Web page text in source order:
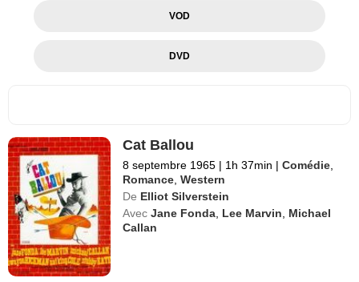
VOD
DVD
Cat Ballou
8 septembre 1965 | 1h 37min | Comédie
Romance ,Western
De Elliot Silverstein
Avec Jane Fonda Lee Marvin
Michael
Callan